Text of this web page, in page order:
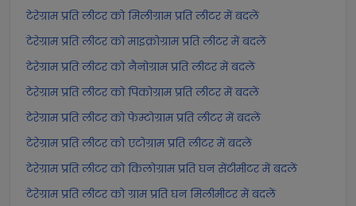
टेरेग्राम प्रति लीटर को मिलीग्राम प्रति लीटर में बदलें
टेरेग्राम प्रति लीटर को माइक्रोग्राम प्रति लीटर में बदलें
टेरेग्राम प्रति लीटर को नैनोग्राम प्रति लीटर में बदलें
टेरेग्राम प्रति लीटर को पिकोग्राम प्रति लीटर में बदलें
टेरेग्राम प्रति लीटर को फेम्टोग्राम प्रति लीटर में बदलें
टेरेग्राम प्रति लीटर को एटोग्राम प्रति लीटर में बदलें
टेरेग्राम प्रति लीटर को किलोग्राम प्रति घन सेंटीमीटर में बदलें
टेरेग्राम प्रति लीटर को ग्राम प्रति घन मिलीमीटर में बदलें